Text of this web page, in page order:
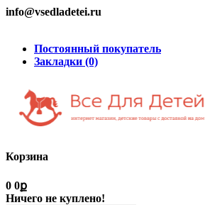
info@vsedladetei.ru
Постоянный покупатель
Закладки (0)
Корзина
0 0ք
Ничего не куплено!